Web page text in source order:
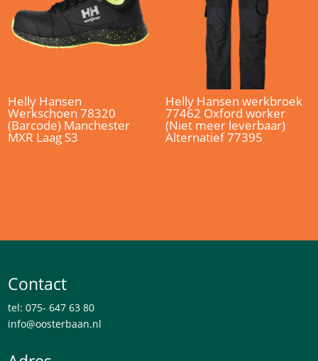
Helly Hansen
Werkschoen 78320
(Barcode) Manchester
MXR Laag S3
Helly Hansen werkbroek
77462 Oxford worker
(Niet meer leverbaar)
Alternatief 77395
Contact
tel: 075- 647 63 80
info@oosterbaan.nl